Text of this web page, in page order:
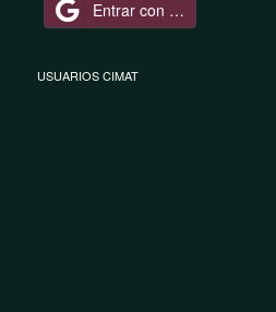
Entrar con Google
USUARIOS CIMAT